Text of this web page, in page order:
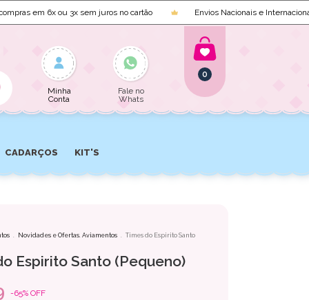
em 6x ou 3x sem juros no cartão Envios Nacionais e Internacionais
Minha
Conta
Fale no
Whats
0
CADARÇOS KIT'S
. Novidades e Ofertas. Aviamentos . Times do Espirito Santo
Espirito Santo (Pequeno)
-65% OFF